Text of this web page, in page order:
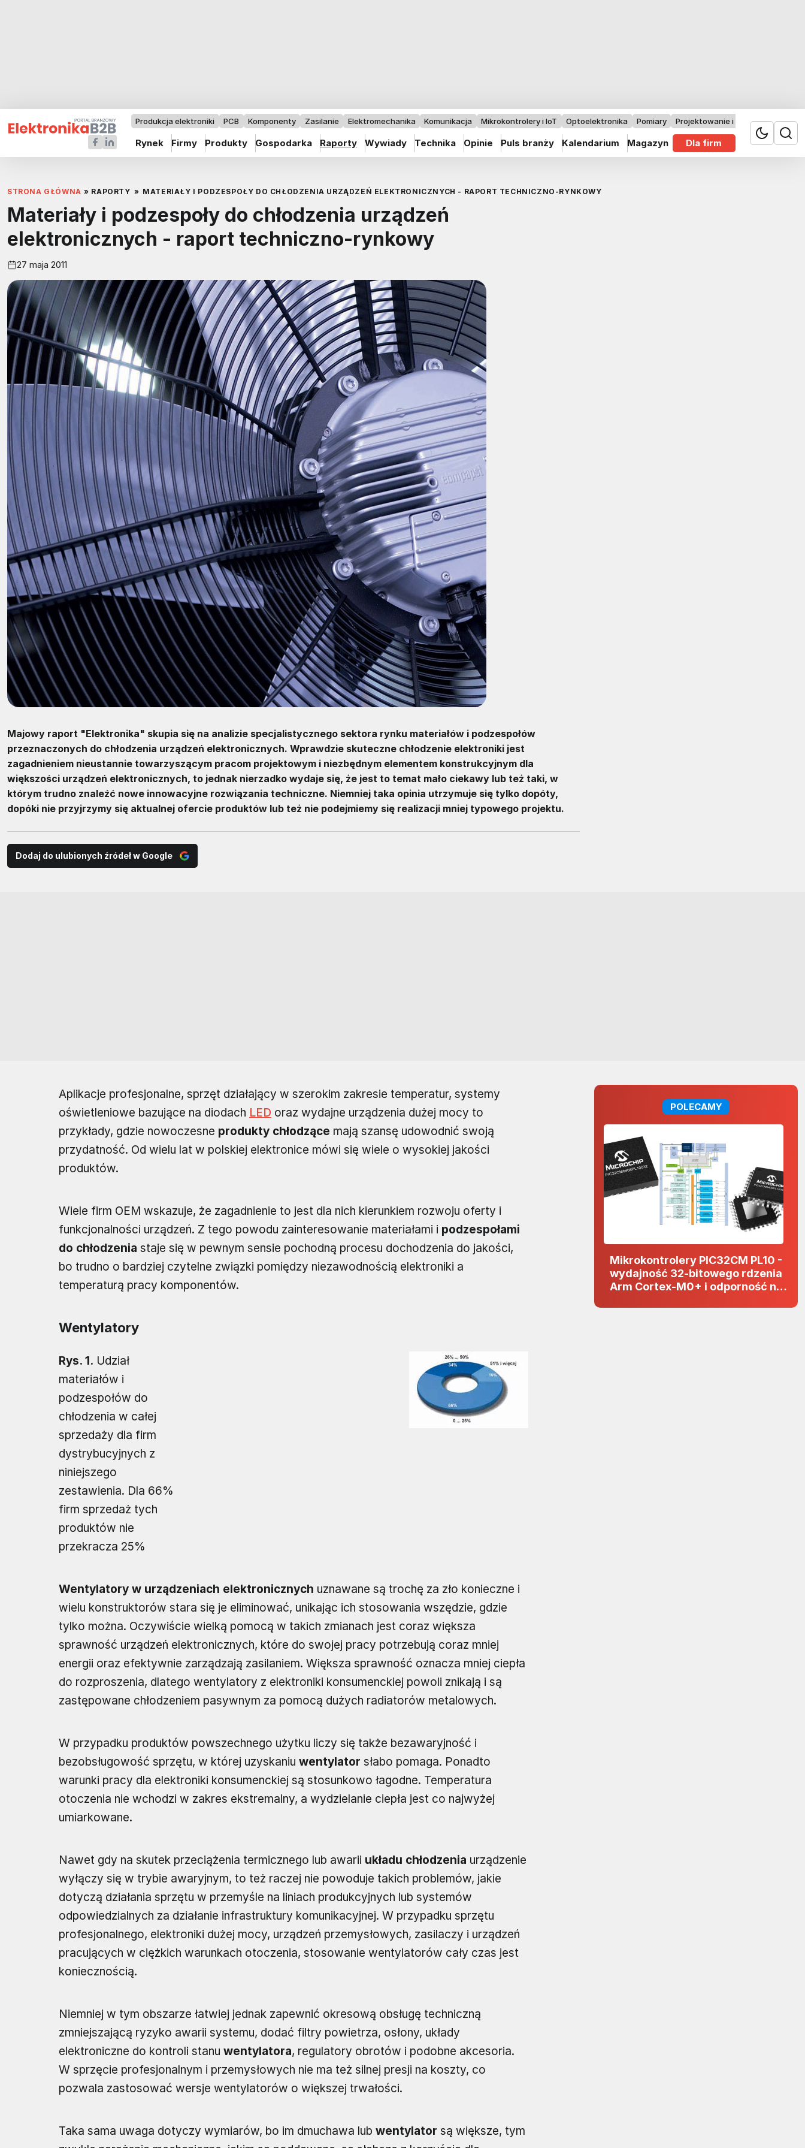
Produkcja elektroniki PCB Komponenty Zasilanie Elektromechanika Komunikacja Mikrokontrolery i IoT Optoelektronika Pomiary Projektowanie i badania
Rynek Firmy Produkty Gospodarka Raporty Wywiady Technika Opinie Puls branży Kalendarium Magazyn Dla firm
STRONA GŁÓWNA » RAPORTY » MATERIAŁY I PODZESPOŁY DO CHŁODZENIA URZĄDZEŃ ELEKTRONICZNYCH - RAPORT TECHNICZNO-RYNKOWY
Materiały i podzespoły do chłodzenia urządzeń
elektronicznych - raport techniczno-rynkowy
27 maja 2011
Majowy raport "Elektronika" skupia się na analizie specjalistycznego sektora rynku materiałów i podzespołów
przeznaczonych do chłodzenia urządzeń elektronicznych. Wprawdzie skuteczne chłodzenie elektroniki jest
zagadnieniem nieustannie towarzyszącym pracom projektowym i niezbędnym elementem konstrukcyjnym dla
większości urządzeń elektronicznych, to jednak nierzadko wydaje się, że jest to temat mało ciekawy lub też taki, w
którym trudno znaleźć nowe innowacyjne rozwiązania techniczne. Niemniej taka opinia utrzymuje się tylko dopóty,
dopóki nie przyjrzymy się aktualnej ofercie produktów lub też nie podejmiemy się realizacji mniej typowego projektu.
Dodaj do ulubionych źródeł w Google
Aplikacje profesjonalne, sprzęt działający w szerokim zakresie temperatur, systemy
oświetleniowe bazujące na diodach LED oraz wydajne urządzenia dużej mocy to
przykłady, gdzie nowoczesne produkty chłodzące mają szansę udowodnić swoją
przydatność. Od wielu lat w polskiej elektronice mówi się wiele o wysokiej jakości
produktów.
Wiele firm OEM wskazuje, że zagadnienie to jest dla nich kierunkiem rozwoju oferty i
funkcjonalności urządzeń. Z tego powodu zainteresowanie materiałami i podzespołami
do chłodzenia staje się w pewnym sensie pochodną procesu dochodzenia do jakości,
bo trudno o bardziej czytelne związki pomiędzy niezawodnością elektroniki a
temperaturą pracy komponentów.
Wentylatory
Rys. 1. Udział
materiałów i
podzespołów do
chłodzenia w całej
sprzedaży dla firm
dystrybucyjnych z
niniejszego
zestawienia. Dla 66%
firm sprzedaż tych
produktów nie
przekracza 25%
Wentylatory w urządzeniach elektronicznych uznawane są trochę za zło konieczne i
wielu konstruktorów stara się je eliminować, unikając ich stosowania wszędzie, gdzie
tylko można. Oczywiście wielką pomocą w takich zmianach jest coraz większa
sprawność urządzeń elektronicznych, które do swojej pracy potrzebują coraz mniej
energii oraz efektywnie zarządzają zasilaniem. Większa sprawność oznacza mniej ciepła
do rozproszenia, dlatego wentylatory z elektroniki konsumenckiej powoli znikają i są
zastępowane chłodzeniem pasywnym za pomocą dużych radiatorów metalowych.
W przypadku produktów powszechnego użytku liczy się także bezawaryjność i
bezobsługowość sprzętu, w której uzyskaniu wentylator słabo pomaga. Ponadto
warunki pracy dla elektroniki konsumenckiej są stosunkowo łagodne. Temperatura
otoczenia nie wchodzi w zakres ekstremalny, a wydzielanie ciepła jest co najwyżej
umiarkowane.
Nawet gdy na skutek przeciążenia termicznego lub awarii układu chłodzenia urządzenie
wyłączy się w trybie awaryjnym, to też raczej nie powoduje takich problemów, jakie
dotyczą działania sprzętu w przemyśle na liniach produkcyjnych lub systemów
odpowiedzialnych za działanie infrastruktury komunikacyjnej. W przypadku sprzętu
profesjonalnego, elektroniki dużej mocy, urządzeń przemysłowych, zasilaczy i urządzeń
pracujących w ciężkich warunkach otoczenia, stosowanie wentylatorów cały czas jest
koniecznością.
Niemniej w tym obszarze łatwiej jednak zapewnić okresową obsługę techniczną
zmniejszającą ryzyko awarii systemu, dodać filtry powietrza, osłony, układy
elektroniczne do kontroli stanu wentylatora, regulatory obrotów i podobne akcesoria.
W sprzęcie profesjonalnym i przemysłowych nie ma też silnej presji na koszty, co
pozwala zastosować wersje wentylatorów o większej trwałości.
Taka sama uwaga dotyczy wymiarów, bo im dmuchawa lub wentylator są większe, tym
POLECAMY
Mikrokontrolery PIC32CM PL10 -
wydajność 32-bitowego rdzenia
Arm Cortex-M0+ i odporność na